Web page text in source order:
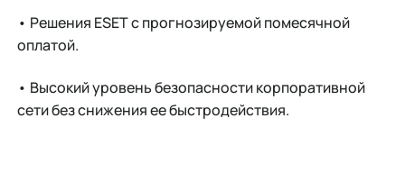
• Решения ESET с прогнозируемой помесячной
оплатой.
• Высокий уровень безопасности корпоративной
сети без снижения ее быстродействия.